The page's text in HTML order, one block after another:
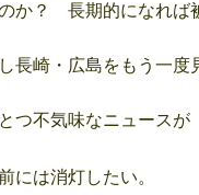
か？ 長期的になれば
長崎・広島をもう一度
つ不気味なニュース
には消灯したい。